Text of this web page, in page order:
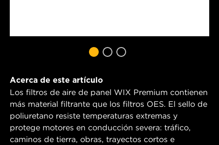
Acerca de este artículo
Los filtros de aire de panel WIX Premium contienen
más material filtrante que los filtros OES. El sello de
poliuretano resiste temperaturas extremas y
protege motores en conducción severa: tráfico,
caminos de tierra, obras, trayectos cortos e